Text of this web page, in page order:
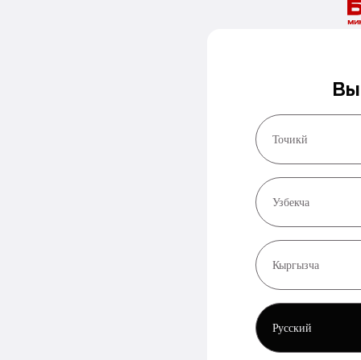
Точикй
Узбекча
Кыргызча
Русский